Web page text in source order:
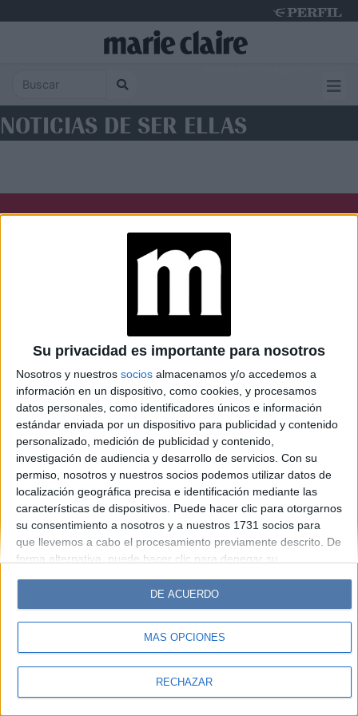
Su privacidad es importante para nosotros
Nosotros y nuestros socios almacenamos y/o accedemos a
información en un dispositivo, como cookies, y procesamos
datos personales, como identificadores únicos e información
estándar enviada por un dispositivo para publicidad y contenido
personalizado, medición de publicidad y contenido,
investigación de audiencia y desarrollo de servicios. Con su
permiso, nosotros y nuestros socios podemos utilizar datos de
localización geográfica precisa e identificación mediante las
características de dispositivos. Puede hacer clic para otorgarnos
su consentimiento a nosotros y a nuestros 1731 socios para
que llevemos a cabo el procesamiento previamente descrito. De
forma alternativa, puede hacer clic para denegar su
cambiar sus preferencias antes de otorgar su consentimiento.
Tenga en cuenta que algún procesamiento de sus datos
personales puede no requerir de su consentimiento, pero usted
tiene el derecho de rechazar tal procesamiento. Sus
sus preferencias o retirar su consentimiento en cualquier
MÁS OPCIONES
RECHAZAR
DE ACUERDO
NOTICIAS DE SER ELLAS
Caras Noticias
Weekend Parabrisas
Look
Luz Mía Lunateen Break BATimes
© Perfil.com 2006-2019 - Todos los derechos reservados
Registro de Propiedad Intelectual: Nro. 5346433